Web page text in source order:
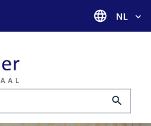
Taal
NL